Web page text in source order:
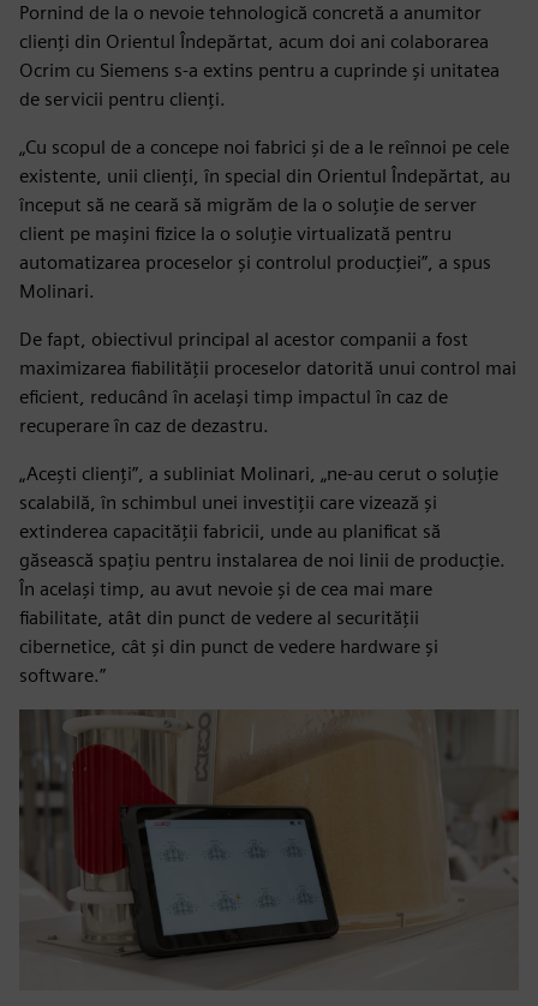
Pornind de la o nevoie tehnologică concretă a anumitor
clienți din Orientul Îndepărtat, acum doi ani colaborarea
Ocrim cu Siemens s-a extins pentru a cuprinde și unitatea
de servicii pentru clienți.
„Cu scopul de a concepe noi fabrici și de a le reînnoi pe cele
existente, unii clienți, în special din Orientul Îndepărtat, au
început să ne ceară să migrăm de la o soluție de server
client pe mașini fizice la o soluție virtualizată pentru
automatizarea proceselor și controlul producției”, a spus
Molinari.
De fapt, obiectivul principal al acestor companii a fost
maximizarea fiabilității proceselor datorită unui control mai
eficient, reducând în același timp impactul în caz de
recuperare în caz de dezastru.
„Acești clienți”, a subliniat Molinari, „ne-au cerut o soluție
scalabilă, în schimbul unei investiții care vizează și
extinderea capacității fabricii, unde au planificat să
găsească spațiu pentru instalarea de noi linii de producție.
În același timp, au avut nevoie și de cea mai mare
fiabilitate, atât din punct de vedere al securității
cibernetice, cât și din punct de vedere hardware și
software.”